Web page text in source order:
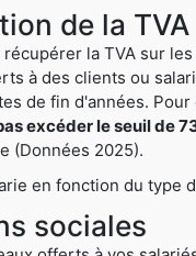
de la TVA
la TVA sur les
à des clients ou
de fin d'années.
excéder le seuil de
(Données 2025).
en fonction du type
sociales